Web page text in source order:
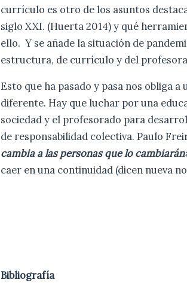
currículo es otro de los asuntos
siglo XXI. (Huerta 2014) y qué
ello. Y se añade la situación de
estructura, de currículo y del
Esto que ha pasado y pasa nos obliga a
diferente. Hay que luchar por una
sociedad y el profesorado para
de responsabilidad colectiva. Paulo
cambia a las personas que lo
caer en una continuidad (dicen nueva
Bibliografía